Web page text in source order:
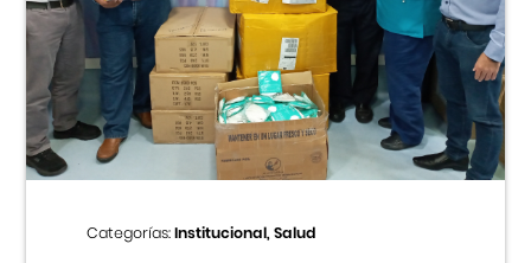
Categorías:Institucional, Salud